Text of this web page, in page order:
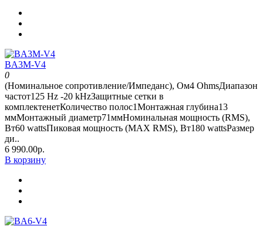
BA3M-V4
0
(Номинальное сопротивление/Импеданс), Ом4 OhmsДиапазон
частот125 Hz -20 kHzЗащитные сетки в
комплектенетКоличество полос1Монтажная глубина13
ммМонтажный диаметр71ммНоминальная мощность (RMS),
Вт60 wattsПиковая мощность (MAX RMS), Вт180 wattsРазмер
ди..
6 990.00р.
В корзину